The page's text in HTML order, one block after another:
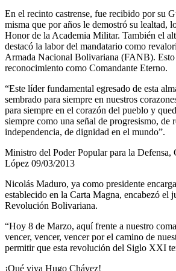
En el recinto castrense, fue recibido por su
misma que por años le demostró su lealtad,
Honor de la Academia Militar. También el
destacó la labor del mandatario como
Armada Nacional Bolivariana (FANB).
reconocimiento como Comandante Eterno.
“Este líder fundamental egresado de esta
sembrado para siempre en nuestros
para siempre en el corazón del pueblo y
siempre como una señal de progresismo, de
independencia, de dignidad en el mundo”.
Ministro del Poder Popular para la
López 09/03/2013
Nicolás Maduro, ya como presidente
establecido en la Carta Magna, encabezó el
Revolución Bolivariana.
“Hoy 8 de Marzo, aquí frente a nuestro
vencer, vencer, vencer por el camino de
permitir que esta revolución del Siglo XXI
¡Qué viva Hugo Chávez!